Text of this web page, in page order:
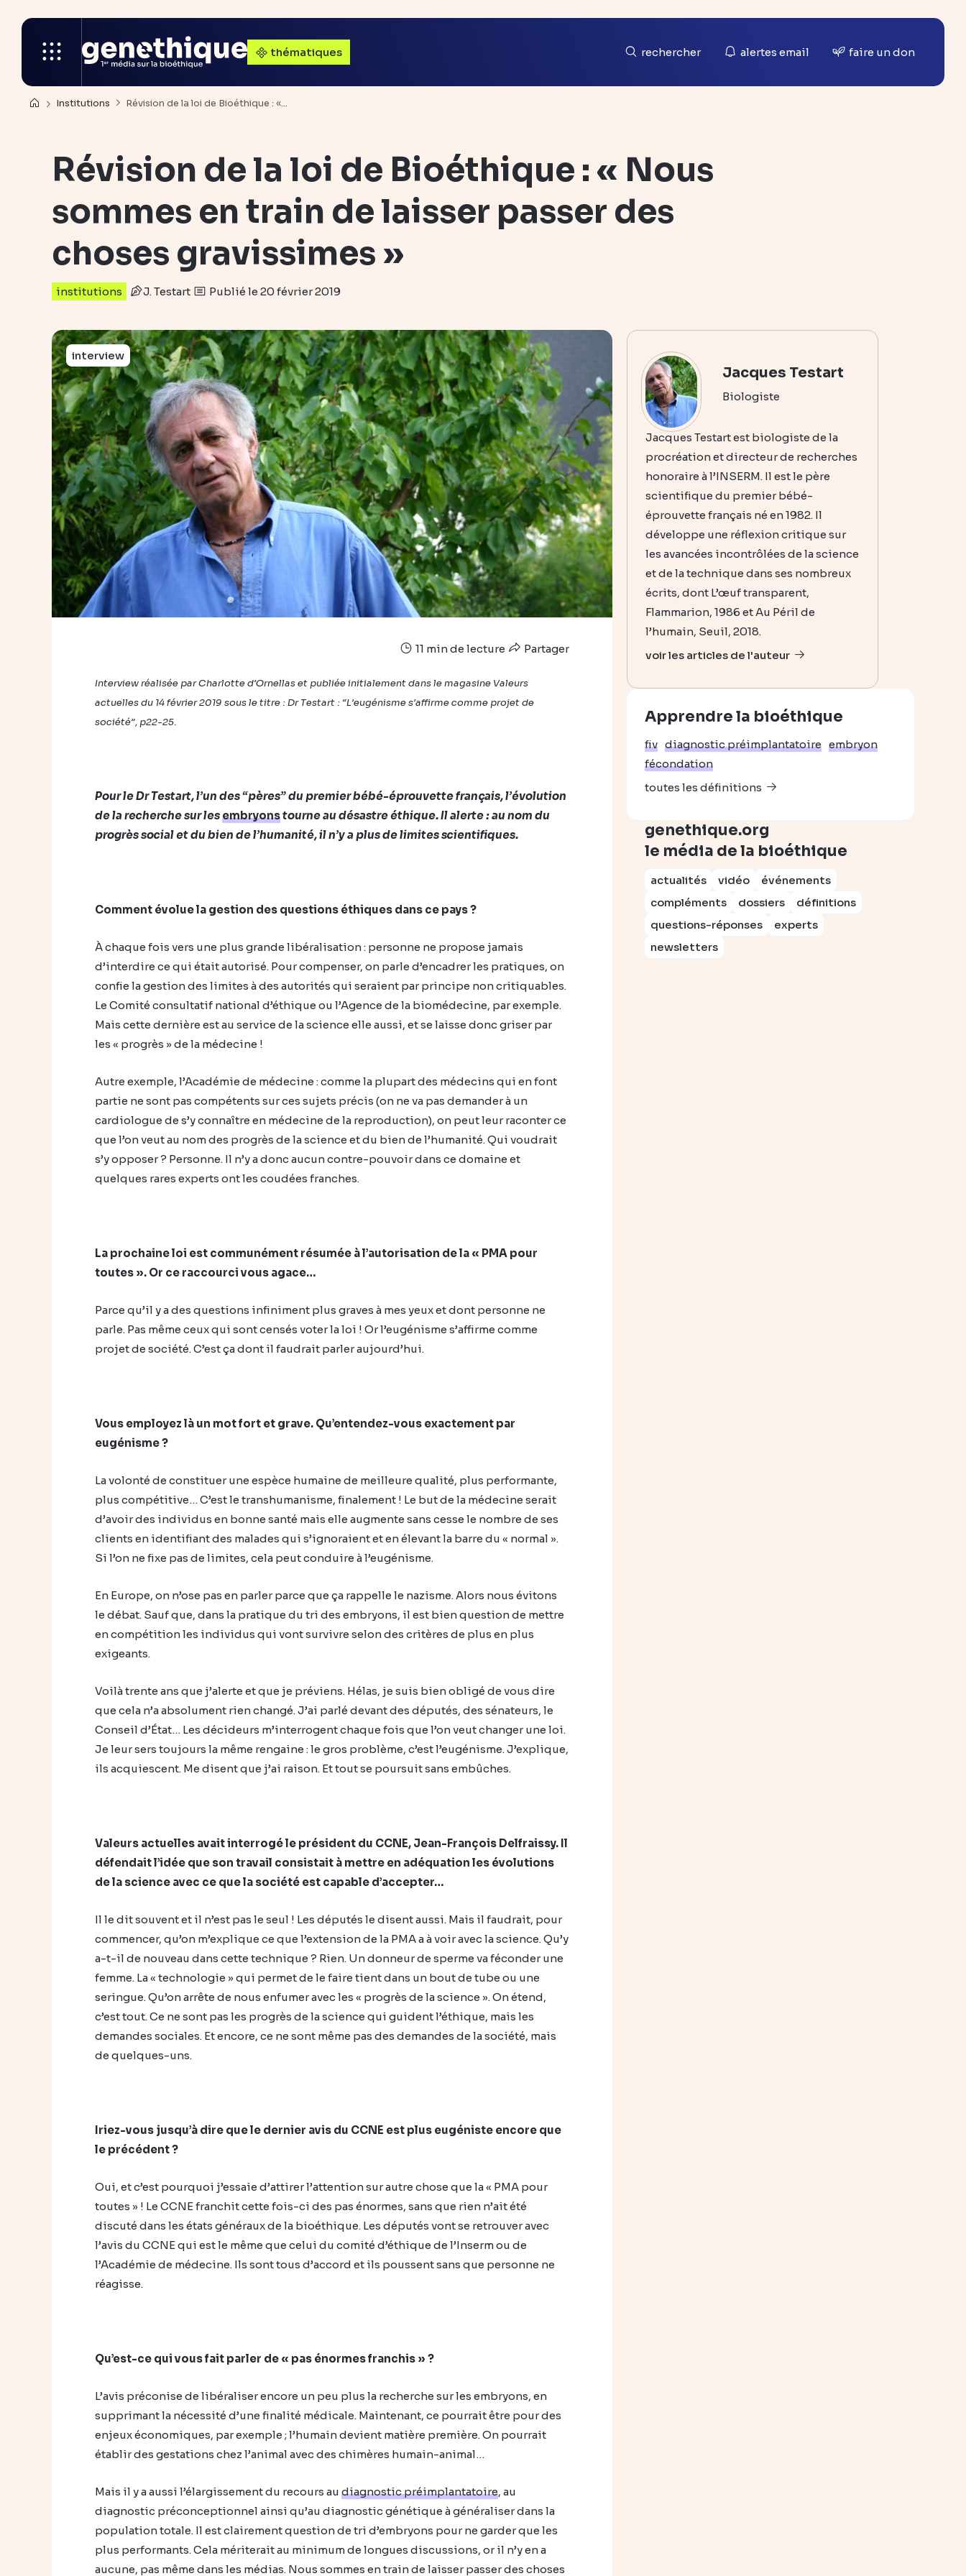
thématiques rechercher alertes email faire un don
Institutions Révision de la loi de Bioéthique : «…
Révision de la loi de Bioéthique : « Nous
sommes en train de laisser passer des
choses gravissimes »
institutions J. Testart Publié le 20 février 2019
interview
11 min de lecture Partager
Interview réalisée par Charlotte d’Ornellas et publiée initialement dans le magasine Valeurs
actuelles du 14 février 2019 sous le titre : Dr Testart : “L’eugénisme s’affirme comme projet de
société”, p22-25.
Pour le Dr Testart, l’un des “pères” du premier bébé-éprouvette français, l’évolution
de la recherche sur lesembryonstourne au désastre éthique. Il alerte : au nom du
progrès social et du bien de l’humanité, il n’y a plus de limites scientifiques.
Comment évolue la gestion des questions éthiques dans ce pays ?
À chaque fois vers une plus grande libéralisation : personne ne propose jamais
d’interdire ce qui était autorisé. Pour compenser, on parle d’encadrer les pratiques, on
confie la gestion des limites à des autorités qui seraient par principe non critiquables.
Le Comité consultatif national d’éthique ou l’Agence de la biomédecine, par exemple.
Mais cette dernière est au service de la science elle aussi, et se laisse donc griser par
les « progrès » de la médecine !
Autre exemple, l’Académie de médecine : comme la plupart des médecins qui en font
partie ne sont pas compétents sur ces sujets précis (on ne va pas demander à un
cardiologue de s’y connaître en médecine de la reproduction), on peut leur raconter ce
que l’on veut au nom des progrès de la science et du bien de l’humanité. Qui voudrait
s’y opposer ? Personne. Il n’y a donc aucun contre-pouvoir dans ce domaine et
quelques rares experts ont les coudées franches.
La prochaine loi est communément résumée à l’autorisation de la « PMA pour
toutes ». Or ce raccourci vous agace…
Parce qu’il y a des questions infiniment plus graves à mes yeux et dont personne ne
parle. Pas même ceux qui sont censés voter la loi ! Or l’eugénisme s’affirme comme
projet de société. C’est ça dont il faudrait parler aujourd’hui.
Vous employez là un mot fort et grave. Qu’entendez-vous exactement par
eugénisme ?
La volonté de constituer une espèce humaine de meilleure qualité, plus performante,
plus compétitive… C’est le transhumanisme, finalement ! Le but de la médecine serait
d’avoir des individus en bonne santé mais elle augmente sans cesse le nombre de ses
clients en identifiant des malades qui s’ignoraient et en élevant la barre du « normal ».
Si l’on ne fixe pas de limites, cela peut conduire à l’eugénisme.
En Europe, on n’ose pas en parler parce que ça rappelle le nazisme. Alors nous évitons
le débat. Sauf que, dans la pratique du tri des embryons, il est bien question de mettre
en compétition les individus qui vont survivre selon des critères de plus en plus
exigeants.
Voilà trente ans que j’alerte et que je préviens. Hélas, je suis bien obligé de vous dire
que cela n’a absolument rien changé. J’ai parlé devant des députés, des sénateurs, le
Conseil d’État… Les décideurs m’interrogent chaque fois que l’on veut changer une loi.
Je leur sers toujours la même rengaine : le gros problème, c’est l’eugénisme. J’explique,
ils acquiescent. Me disent que j’ai raison. Et tout se poursuit sans embûches.
Valeurs actuelles avait interrogé le président du CCNE, Jean-François Delfraissy. Il
défendait l’idée que son travail consistait à mettre en adéquation les évolutions
de la science avec ce que la société est capable d’accepter…
Il le dit souvent et il n’est pas le seul ! Les députés le disent aussi. Mais il faudrait, pour
commencer, qu’on m’explique ce que l’extension de la PMA a à voir avec la science. Qu’y
a-t-il de nouveau dans cette technique ? Rien. Un donneur de sperme va féconder une
femme. La « technologie » qui permet de le faire tient dans un bout de tube ou une
seringue. Qu’on arrête de nous enfumer avec les « progrès de la science ». On étend,
c’est tout. Ce ne sont pas les progrès de la science qui guident l’éthique, mais les
demandes sociales. Et encore, ce ne sont même pas des demandes de la société, mais
de quelques-uns.
Iriez-vous jusqu’à dire que le dernier avis du CCNE est plus eugéniste encore que
le précédent ?
Oui, et c’est pourquoi j’essaie d’attirer l’attention sur autre chose que la « PMA pour
toutes » ! Le CCNE franchit cette fois-ci des pas énormes, sans que rien n’ait été
discuté dans les états généraux de la bioéthique. Les députés vont se retrouver avec
l’avis du CCNE qui est le même que celui du comité d’éthique de l’Inserm ou de
l’Académie de médecine. Ils sont tous d’accord et ils poussent sans que personne ne
réagisse.
Qu’est-ce qui vous fait parler de « pas énormes franchis » ?
L’avis préconise de libéraliser encore un peu plus la recherche sur les embryons, en
supprimant la nécessité d’une finalité médicale. Maintenant, ce pourrait être pour des
enjeux économiques, par exemple ; l’humain devient matière première. On pourrait
établir des gestations chez l’animal avec des chimères humain-animal…
Mais il y a aussi l’élargissement du recours au diagnostic préimplantatoire, au
diagnostic préconceptionnel ainsi qu’au diagnostic génétique à généraliser dans la
population totale. Il est clairement question de tri d’embryons pour ne garder que les
plus performants. Cela mériterait au minimum de longues discussions, or il n’y en a
aucune, pas même dans les médias. Nous sommes en train de laisser passer des choses
Jacques Testart
Biologiste
Jacques Testart est biologiste de la
procréation et directeur de recherches
honoraire à l’INSERM. Il est le père
scientifique du premier bébé-
éprouvette français né en 1982. Il
développe une réflexion critique sur
les avancées incontrôlées de la science
et de la technique dans ses nombreux
écrits, dont L’œuf transparent,
Flammarion, 1986 et Au Péril de
l’humain, Seuil, 2018.
voir les articles de l'auteur
Apprendre la bioéthique
fiv diagnostic préimplantatoire embryon
fécondation
toutes les définitions
genethique.org
le média de la bioéthique
actualités vidéo
événements
compléments
dossiers
définitions
questions-réponses
experts
newsletters